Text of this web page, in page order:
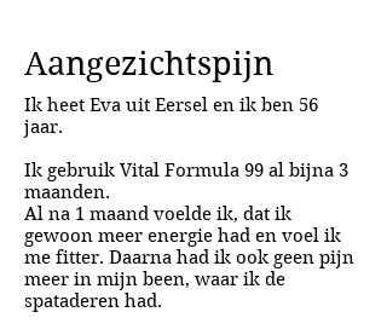
Aangezichtspijn
Ik heet Eva uit Eersel en ik ben 56
jaar.
Ik gebruik Vital Formula 99 al bijna 3
maanden.
Al na 1 maand voelde ik, dat ik
gewoon meer energie had en voel ik
me fitter. Daarna had ik ook geen pijn
meer in mijn been, waar ik de
spataderen had.